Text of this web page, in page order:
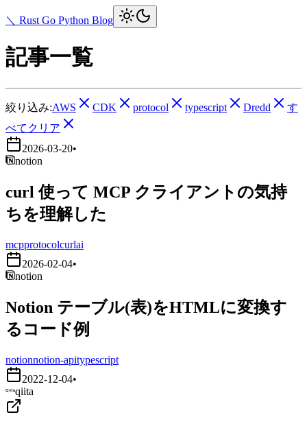
＼ Rust Go Python Blog
記事一覧
絞り込み:AWS CDK protocol typescript Dredd
す
べてクリア
2026-03-20•
notion
curl 使って MCP クライアントの気持
ちを理解した
mcpprotocolcurlai
2026-02-04•
notion
Notion テーブル(表)をHTMLに変換す
るコード例
notionnotion-apitypescript
2022-12-04•
qiita